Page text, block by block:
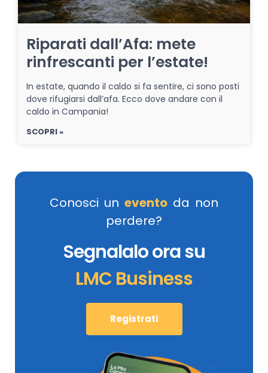
Riparati dall’Afa: mete
rinfrescanti per l’estate!
In estate, quando il caldo si fa sentire, ci sono posti
dove rifugiarsi dall’afa. Ecco dove andare con il
caldo in Campania!
SCOPRI »
Conosci un evento da non
perdere?
Segnalalo ora su
LMC Business
Registrati